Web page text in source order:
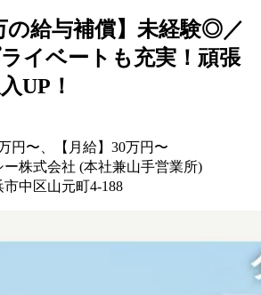
の給与補償】未経験◎／
イベートも充実！頑張
UP！
円〜、【月給】30万円〜
ー株式会社 (本社兼山手営業所)
中区山元町4-188